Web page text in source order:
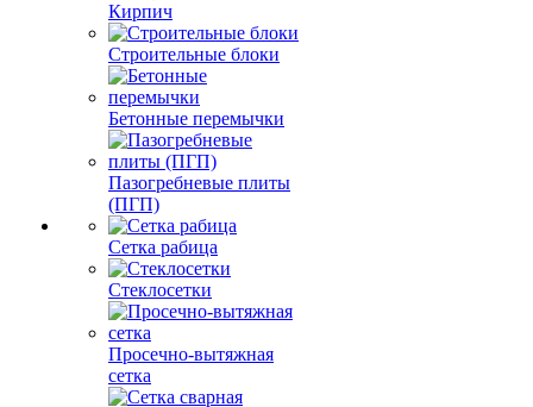
Кирпич
Строительные блоки
Бетонные перемычки
Пазогребневые плиты
(ПГП)
Сетка рабица
Стеклосетки
Просечно-вытяжная
сетка